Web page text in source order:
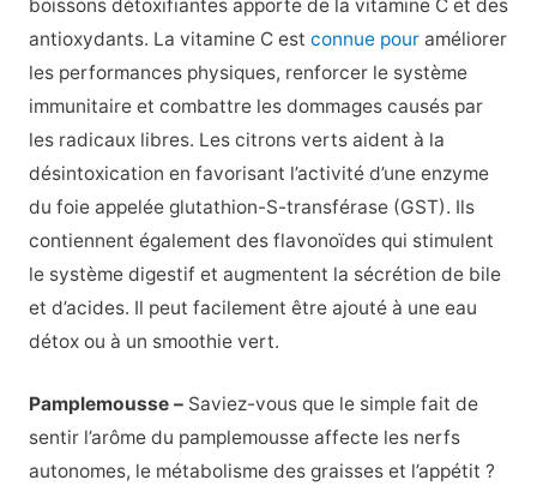
boissons détoxifiantes apporte de la vitamine C et des
antioxydants. La vitamine C est connue pouraméliorer
les performances physiques, renforcer le système
immunitaire et combattre les dommages causés par
les radicaux libres. Les citrons verts aident à la
désintoxication en favorisant l’activité d’une enzyme
du foie appelée glutathion-S-transférase (GST). Ils
contiennent également des flavonoïdes qui stimulent
le système digestif et augmentent la sécrétion de bile
et d’acides. Il peut facilement être ajouté à une eau
détox ou à un smoothie vert.
Pamplemousse –Saviez-vous que le simple fait de
sentir l’arôme du pamplemousse affecte les nerfs
autonomes, le métabolisme des graisses et l’appétit ?